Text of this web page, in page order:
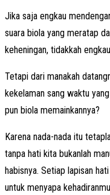
Jika saja engkau
suara biola yang meratap
keheningan, tidakkah
Tetapi dari manakah
kekelaman sang waktu
pun biola memainkannya?
Karena nada-nada itu
tanpa hati kita bukanlah
habisnya. Setiap lapisan
untuk menyapa